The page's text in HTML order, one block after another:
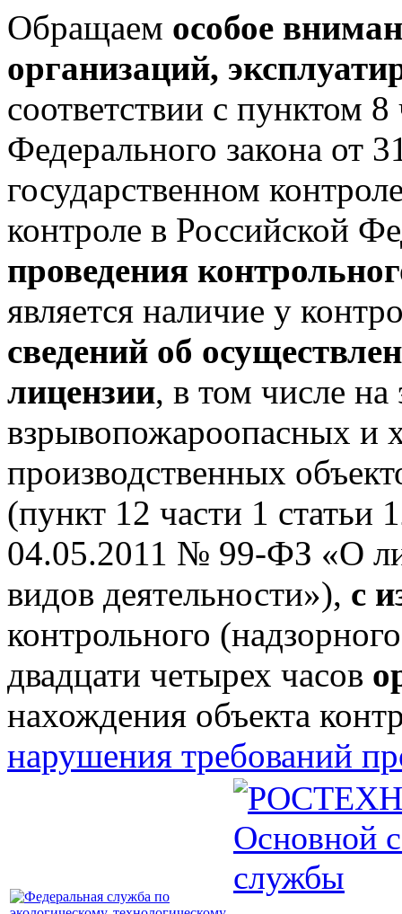
Обращаем особое
организаций,
соответствии с пунктом 8
Федерального закона
государственном
контроле в Российской
проведения
является наличие у
сведений об
лицензии, в том числе
взрывопожароопасных и
производственных
(пункт 12 части 1 статьи
04.05.2011 № 99-ФЗ «О
видов деятельности»), с
контрольного
двадцати четырех часов
нахождения объекта
нарушения требований
Основной
службы